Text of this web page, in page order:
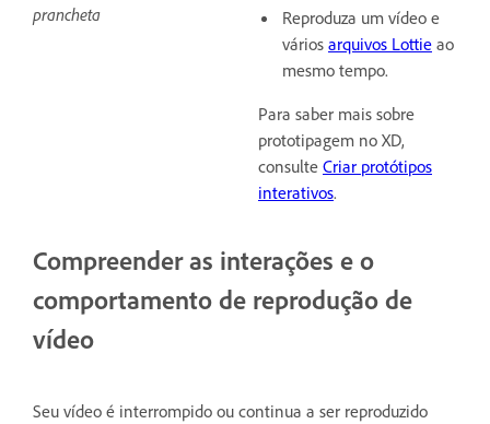
prancheta
Reproduza um vídeo e
vários arquivos Lottie ao
mesmo tempo.
Para saber mais sobre
prototipagem no XD,
consulte Criar protótipos
interativos.
Compreender as interações e o
comportamento de reprodução de
vídeo
Seu vídeo é interrompido ou continua a ser reproduzido